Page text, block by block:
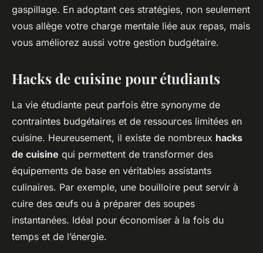
gaspillage. En adoptant ces stratégies, non seulement
vous allège votre charge mentale liée aux repas, mais
vous améliorez aussi votre gestion budgétaire.
Hacks de cuisine pour étudiants
La vie étudiante peut parfois être synonyme de
contraintes budgétaires et de ressources limitées en
cuisine. Heureusement, il existe de nombreux hacks
de cuisine qui permettent de transformer des
équipements de base en véritables assistants
culinaires. Par exemple, une bouilloire peut servir à
cuire des œufs ou à préparer des soupes
instantanées. Idéal pour économiser à la fois du
temps et de l’énergie.